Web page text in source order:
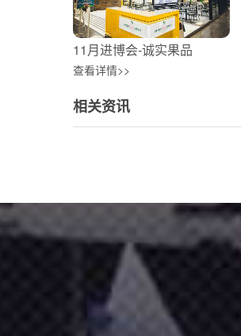
11月进博会-诚实果品
查看详情>>
相关资讯